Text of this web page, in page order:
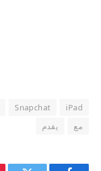
iPad
Snapchat
مع
يقدم